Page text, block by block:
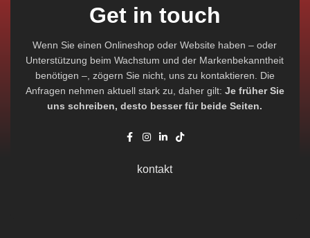
Get in touch
Wenn Sie einen Onlineshop oder Website haben – oder
Unterstützung beim Wachstum und der Markenbekanntheit
benötigen –, zögern Sie nicht, uns zu kontaktieren. Die
Anfragen nehmen aktuell stark zu, daher gilt: Je früher Sie
uns schreiben, desto besser für beide Seiten.
kontakt